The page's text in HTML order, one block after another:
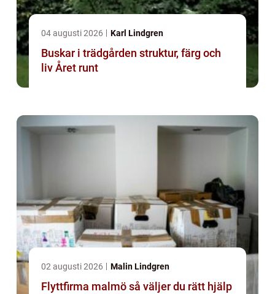
04 augusti 2026 Karl Lindgren
Buskar i trädgården struktur, färg och
liv Året runt
02 augusti 2026 Malin Lindgren
Flyttfirma malmö så väljer du rätt hjälp